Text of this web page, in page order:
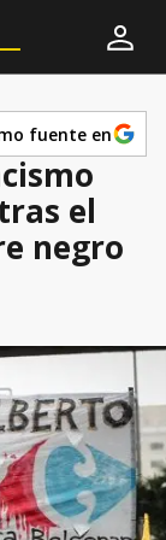
fuente en
el
negro